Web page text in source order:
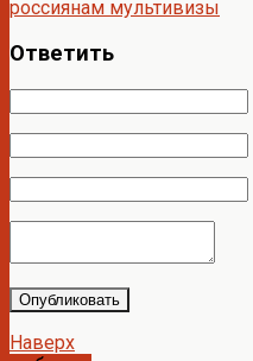
россиянам мультивизы
Ответить
Опубликовать
Наверх